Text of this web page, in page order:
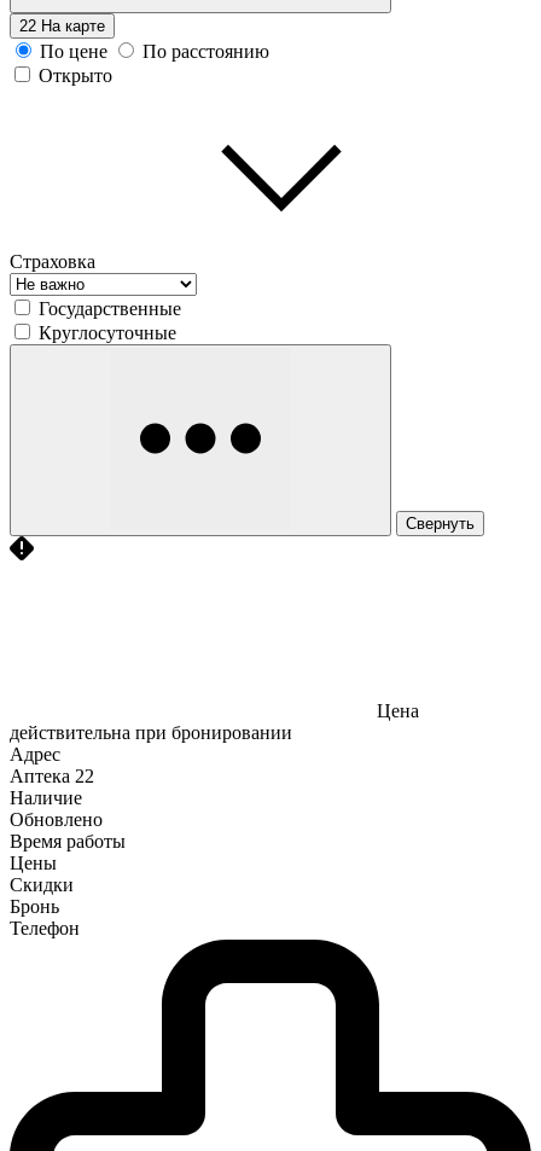
22 На карте
По цене
По расстоянию
Открыто
Страховка
Государственные
Круглосуточные
Свернуть
Цена
действительна при бронировании
Адрес
Аптека 22
Наличие
Обновлено
Время работы
Цены
Скидки
Бронь
Телефон